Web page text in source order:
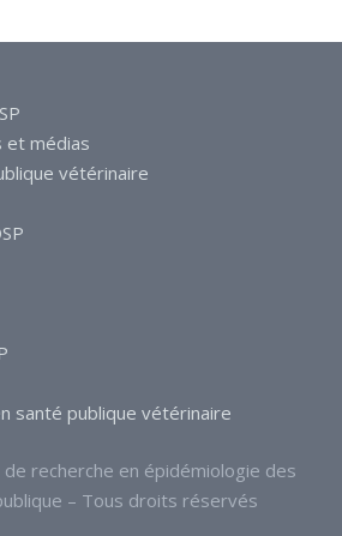
et médias
vétérinaire
santé publique vétérinaire
recherche en épidémiologie des
– Tous droits réservés